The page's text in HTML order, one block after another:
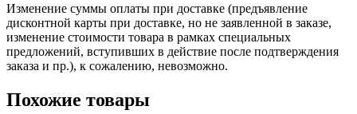
Изменение суммы оплаты при доставке (предъявление
дисконтной карты при доставке, но не заявленной в заказе,
изменение стоимости товара в рамках специальных
предложений, вступивших в действие после подтверждения
заказа и пр.), к сожалению, невозможно.
Похожие товары